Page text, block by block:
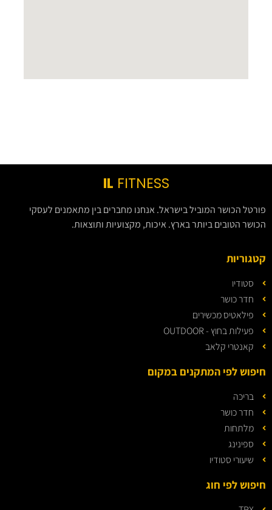
IL FITNESS
פורטל הכושר המוביל בישראל. אנחנו מחברים בין מתאמנים לעסקי
הכושר הטובים ביותר בארץ. איכות, מקצועיות ותוצאות.
קטגוריות
סטודיו
חדר כושר
פילאטיס מכשירים
פעילות בחוץ - OUTDOOR
קאנטרי קלאב
חיפוש לפי המתקנים במקום
בריכה
חדר כושר
מלתחות
ספינינג
שיעורי סטודיו
חיפוש לפי חוג